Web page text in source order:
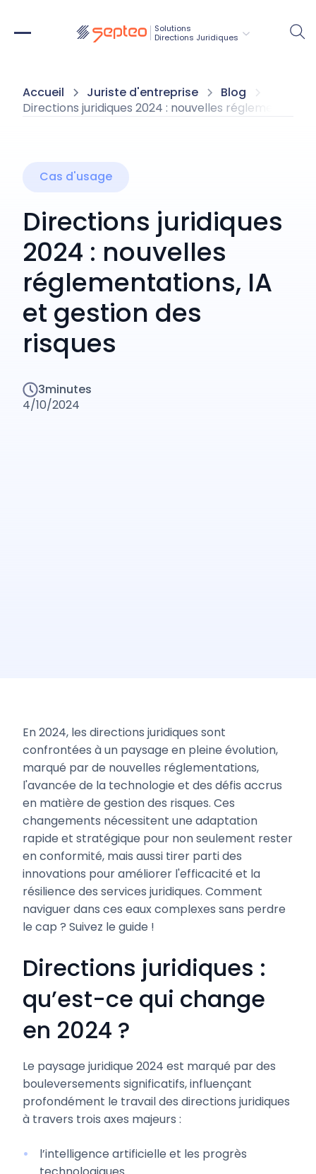
Solutions
Directions Juridiques
Accueil Juriste d'entreprise
Blog
Directions juridiques 2024 : nouvelles
Cas d'usage
Directions juridiques
2024 : nouvelles
réglementations, IA
et gestion des
risques
3minutes
4/10/2024
En 2024, les directions juridiques sont
confrontées à un paysage en pleine évolution,
marqué par de nouvelles réglementations,
l'avancée de la technologie et des défis accrus
en matière de gestion des risques. Ces
changements nécessitent une adaptation
rapide et stratégique pour non seulement rester
en conformité, mais aussi tirer parti des
innovations pour améliorer l'efficacité et la
résilience des services juridiques. Comment
naviguer dans ces eaux complexes sans perdre
le cap ? Suivez le guide !
Directions juridiques :
qu’est-ce qui change
en 2024 ?
Le paysage juridique 2024 est marqué par des
bouleversements significatifs, influençant
profondément le travail des directions juridiques
à travers trois axes majeurs :
l’intelligence artificielle et les progrès